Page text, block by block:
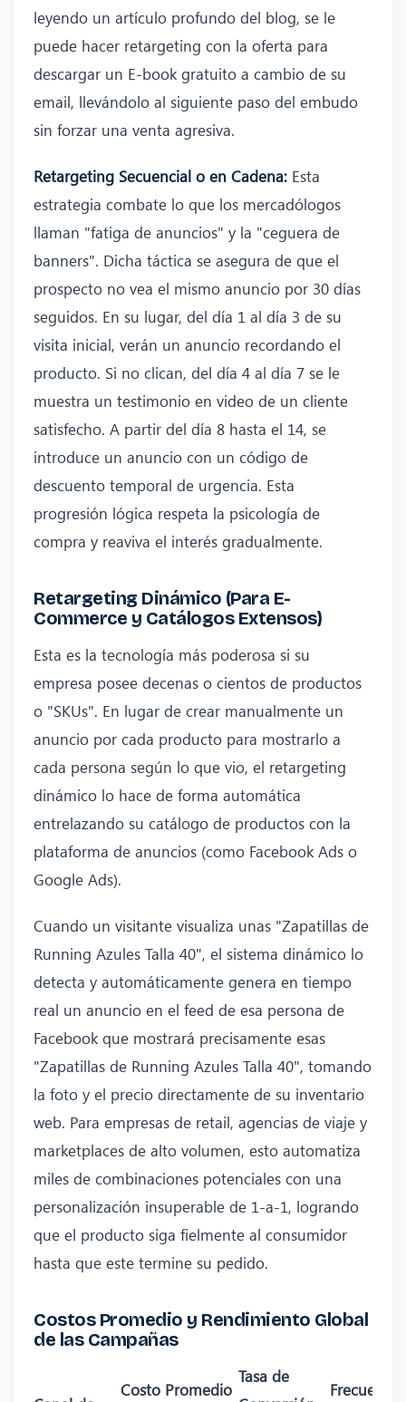
leyendo un artículo profundo del blog, se le
puede hacer retargeting con la oferta para
descargar un E-book gratuito a cambio de su
email, llevándolo al siguiente paso del embudo
sin forzar una venta agresiva.
Retargeting Secuencial o en Cadena: Esta
estrategia combate lo que los mercadólogos
llaman "fatiga de anuncios" y la "ceguera de
banners". Dicha táctica se asegura de que el
prospecto no vea el mismo anuncio por 30 días
seguidos. En su lugar, del día 1 al día 3 de su
visita inicial, verán un anuncio recordando el
producto. Si no clican, del día 4 al día 7 se le
muestra un testimonio en video de un cliente
satisfecho. A partir del día 8 hasta el 14, se
introduce un anuncio con un código de
descuento temporal de urgencia. Esta
progresión lógica respeta la psicología de
compra y reaviva el interés gradualmente.
Retargeting Dinámico (Para E-
Commerce y Catálogos Extensos)
Esta es la tecnología más poderosa si su
empresa posee decenas o cientos de productos
o "SKUs". En lugar de crear manualmente un
anuncio por cada producto para mostrarlo a
cada persona según lo que vio, el retargeting
dinámico lo hace de forma automática
entrelazando su catálogo de productos con la
plataforma de anuncios (como Facebook Ads o
Google Ads).
Cuando un visitante visualiza unas "Zapatillas de
Running Azules Talla 40", el sistema dinámico lo
detecta y automáticamente genera en tiempo
real un anuncio en el feed de esa persona de
Facebook que mostrará precisamente esas
"Zapatillas de Running Azules Talla 40", tomando
la foto y el precio directamente de su inventario
web. Para empresas de retail, agencias de viaje y
marketplaces de alto volumen, esto automatiza
miles de combinaciones potenciales con una
personalización insuperable de 1-a-1, logrando
que el producto siga fielmente al consumidor
hasta que este termine su pedido.
Costos Promedio y Rendimiento Global
de las Campañas
Costo Promedio
Tasa de